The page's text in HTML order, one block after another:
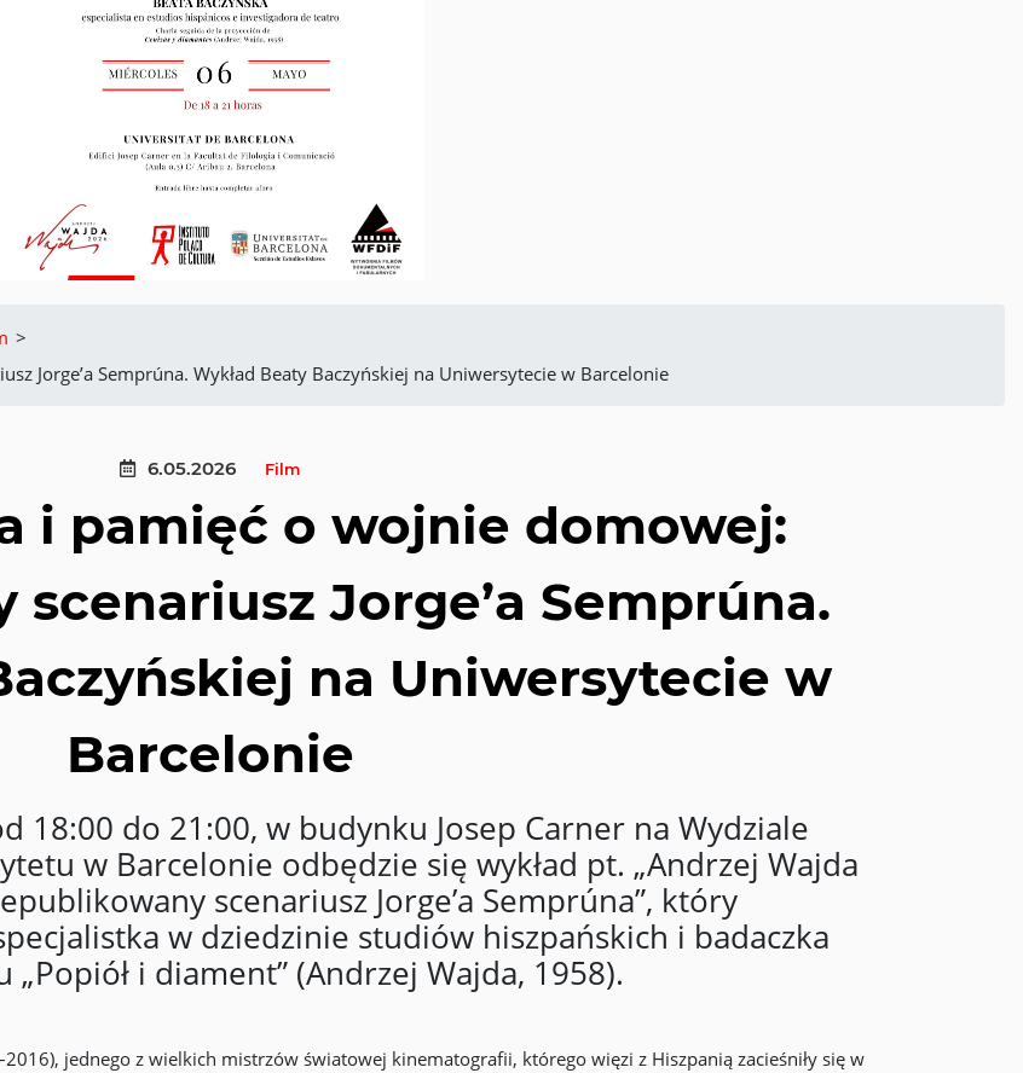
>
Jorge’a Semprúna. Wykład Beaty Baczyńskiej na Uniwersytecie w Barcelonie
6.05.2026 Film
i pamięć o wojnie domowej:
Jorge’a Semprúna.
na Uniwersytecie w
Barcelonie
18:00 do 21:00, w budynku Josep Carner na Wydziale
w Barcelonie odbędzie się wykład pt. „Andrzej Wajda
scenariusz Jorge’a Semprúna”, który
w dziedzinie studiów hiszpańskich i badaczka
i diament” (Andrzej Wajda, 1958).
jednego z wielkich mistrzów światowej kinematografii, którego więzi z Hiszpanią zacieśniły się w